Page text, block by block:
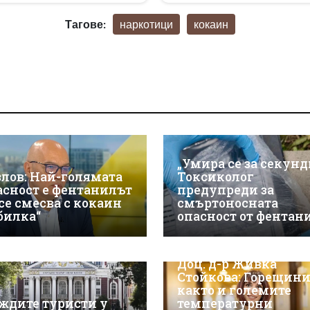
Тагове: наркотици кокаин
Най-голямата
е фентанилът
смесва с кокаин
„Умира се за
Токсиколог
предупреди за
смъртоносната
опасност от
туристи у
Доц. д-р Живка
Стойкова:
както и големите
температурни